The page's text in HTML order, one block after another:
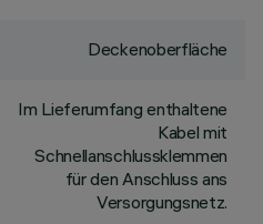
Deckenoberfläche
Im Lieferumfang enthaltene
Kabel mit
Schnellanschlussklemmen
für den Anschluss ans
Versorgungsnetz.